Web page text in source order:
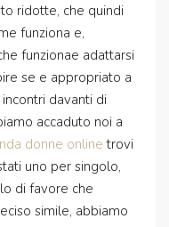
ridotte, che quindi
funziona e,
funzionae adattarsi
se e appropriato a
davanti di
accaduto noi a
donne online trovi
uno per singolo,
di favore che
simile, abbiamo